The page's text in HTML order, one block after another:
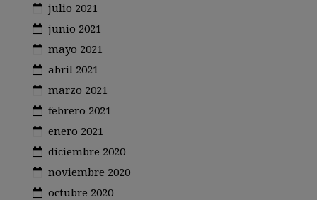
julio 2021
junio 2021
mayo 2021
abril 2021
marzo 2021
febrero 2021
enero 2021
diciembre 2020
noviembre 2020
octubre 2020